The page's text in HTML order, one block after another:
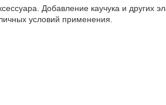
Добавление каучука и других
условий применения.